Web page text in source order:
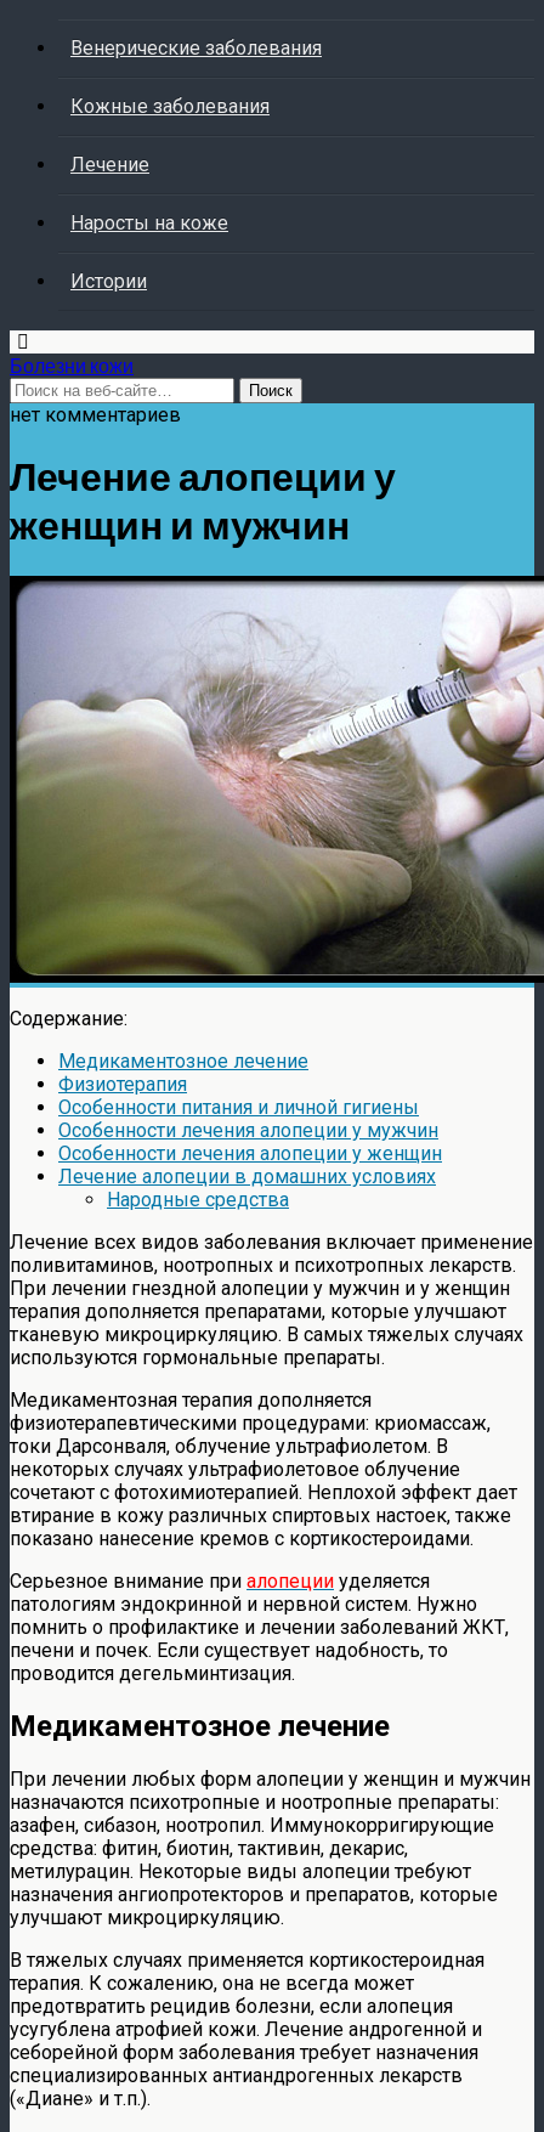
Венерические заболевания
Кожные заболевания
Лечение
Наросты на коже
Истории
Болезни кожи
нет комментариев
Лечение алопеции у
женщин и мужчин
Содержание:
Медикаментозное лечение
Физиотерапия
Особенности питания и личной гигиены
Особенности лечения алопеции у мужчин
Особенности лечения алопеции у женщин
Лечение алопеции в домашних условиях
Народные средства
Лечение всех видов заболевания включает применение
поливитаминов, ноотропных и психотропных лекарств.
При лечении гнездной алопеции у мужчин и у женщин
терапия дополняется препаратами, которые улучшают
тканевую микроциркуляцию. В самых тяжелых случаях
используются гормональные препараты.
Медикаментозная терапия дополняется
физиотерапевтическими процедурами: криомассаж,
токи Дарсонваля, облучение ультрафиолетом. В
некоторых случаях ультрафиолетовое облучение
сочетают с фотохимиотерапией. Неплохой эффект дает
втирание в кожу различных спиртовых настоек, также
показано нанесение кремов с кортикостероидами.
Серьезное внимание при алопеции уделяется
патологиям эндокринной и нервной систем. Нужно
помнить о профилактике и лечении заболеваний ЖКТ,
печени и почек. Если существует надобность, то
проводится дегельминтизация.
Медикаментозное лечение
При лечении любых форм алопеции у женщин и мужчин
назначаются психотропные и ноотропные препараты:
азафен, сибазон, ноотропил. Иммунокорригирующие
средства: фитин, биотин, тактивин, декарис,
метилурацин. Некоторые виды алопеции требуют
назначения ангиопротекторов и препаратов, которые
улучшают микроциркуляцию.
В тяжелых случаях применяется кортикостероидная
терапия. К сожалению, она не всегда может
предотвратить рецидив болезни, если алопеция
усугублена атрофией кожи. Лечение андрогенной и
себорейной форм заболевания требует назначения
специализированных антиандрогенных лекарств
(«Диане» и т.п.).